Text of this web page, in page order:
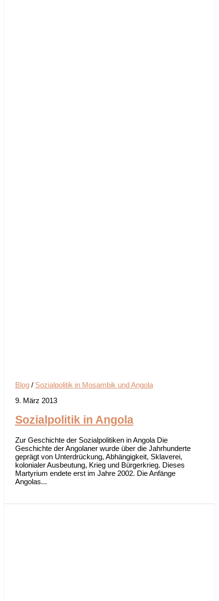
Blog/ Sozialpolitik in Mosambik und Angola
9. März 2013
Sozialpolitik in Angola
Zur Geschichte der Sozialpolitiken in Angola Die
Geschichte der Angolaner wurde über die Jahrhunderte
geprägt von Unterdrückung, Abhängigkeit, Sklaverei,
kolonialer Ausbeutung, Krieg und Bürgerkrieg. Dieses
Martyrium endete erst im Jahre 2002. Die Anfänge
Angolas...